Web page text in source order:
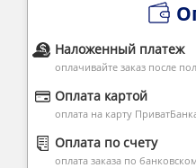
Наложенный платеж
оплачивайте заказ после
Оплата картой
оплата на карту
Оплата по счету
оплата заказа по